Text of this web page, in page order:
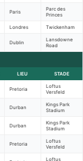
Paris
Parc des
Princes
Londres Twickenham
Dublin
Lansdowne
Road
LIEU STADE
Pretoria
Loftus
Versfeld
Durban
Kings Park
Stadium
Durban
Kings Park
Stadium
Pretoria
Loftus
Versfeld
Loftus